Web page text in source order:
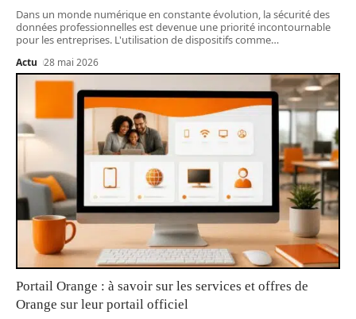
Dans un monde numérique en constante évolution, la sécurité des
données professionnelles est devenue une priorité incontournable
pour les entreprises. L'utilisation de dispositifs comme…
Actu 28 mai 2026
Portail Orange : à savoir sur les services et offres de
Orange sur leur portail officiel